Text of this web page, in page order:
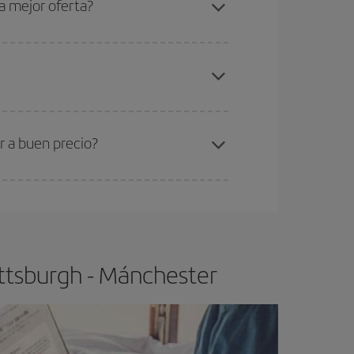
mejor oferta?
Mánchester-dest
a buen precio?
- Mánchester